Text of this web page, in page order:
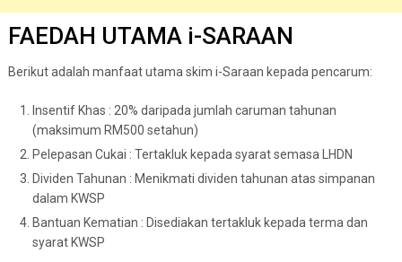
FAEDAH UTAMA i-SARAAN
Berikut adalah manfaat utama skim i-Saraan kepada pencarum:
Insentif Khas : 20% daripada jumlah caruman tahunan
(maksimum RM500 setahun)
Pelepasan Cukai : Tertakluk kepada syarat semasa LHDN
Dividen Tahunan : Menikmati dividen tahunan atas simpanan
dalam KWSP
Bantuan Kematian : Disediakan tertakluk kepada terma dan
syarat KWSP